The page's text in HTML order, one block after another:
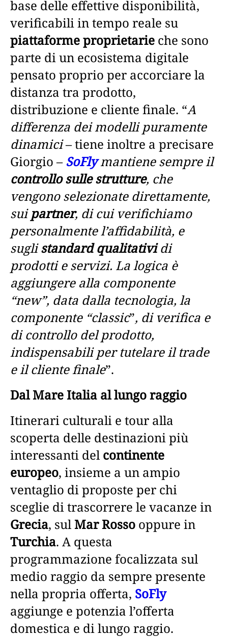
base delle effettive disponibilità,
verificabili in tempo reale su
piattaforme proprietarie che sono
parte di un ecosistema digitale
pensato proprio per accorciare la
distanza tra prodotto,
distribuzione e cliente finale. “A
differenza dei modelli puramente
dinamici– tiene inoltre a precisare
Giorgio – SoFlymantiene sempre il
controllo sulle strutture, che
vengono selezionate direttamente,
suipartner, di cui verifichiamo
personalmente l’affidabilità, e
suglistandard qualitatividi
prodotti e servizi. La logica è
aggiungere alla componente
“new”, data dalla tecnologia, la
componente “classic”, di verifica e
di controllo del prodotto,
indispensabili per tutelare il trade
e il cliente finale”.
Dal Mare Italia al lungo raggio
Itinerari culturali e tour alla
scoperta delle destinazioni più
interessanti delcontinente
europeo, insieme a un ampio
ventaglio di proposte per chi
sceglie di trascorrere le vacanze in
Grecia, sulMar Rosso oppure in
Turchia. A questa
programmazione focalizzata sul
medio raggio da sempre presente
nella propria offerta, SoFly
aggiunge e potenzia l’offerta
domestica e di lungo raggio.